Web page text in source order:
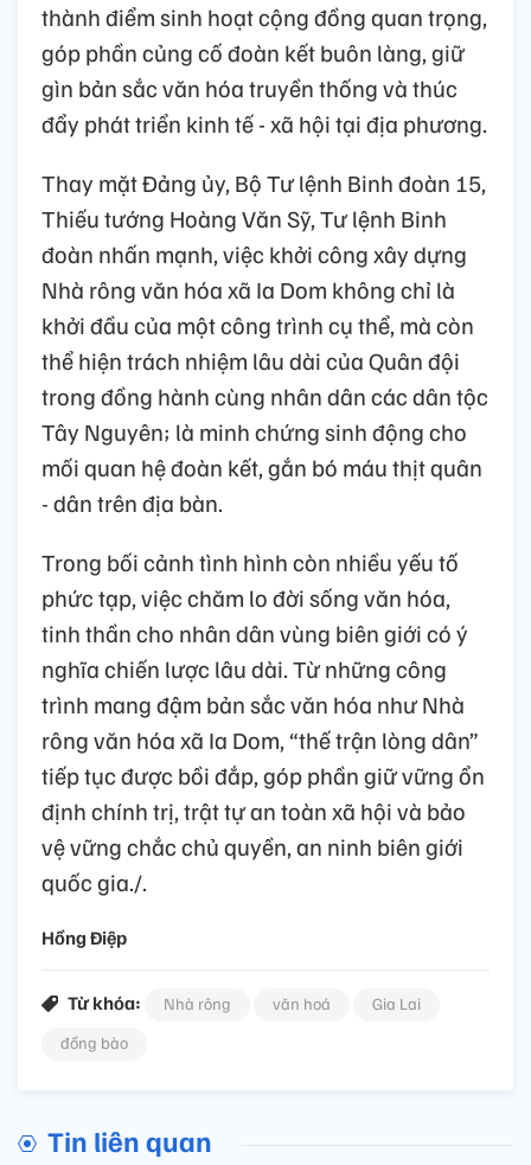
thành điểm sinh hoạt cộng đồng quan trọng,
góp phần củng cố đoàn kết buôn làng, giữ
gìn bản sắc văn hóa truyền thống và thúc
đẩy phát triển kinh tế - xã hội tại địa phương.
Thay mặt Đảng ủy, Bộ Tư lệnh Binh đoàn 15,
Thiếu tướng Hoàng Văn Sỹ, Tư lệnh Binh
đoàn nhấn mạnh, việc khởi công xây dựng
Nhà rông văn hóa xã Ia Dom không chỉ là
khởi đầu của một công trình cụ thể, mà còn
thể hiện trách nhiệm lâu dài của Quân đội
trong đồng hành cùng nhân dân các dân tộc
Tây Nguyên; là minh chứng sinh động cho
mối quan hệ đoàn kết, gắn bó máu thịt quân
- dân trên địa bàn.
Trong bối cảnh tình hình còn nhiều yếu tố
phức tạp, việc chăm lo đời sống văn hóa,
tinh thần cho nhân dân vùng biên giới có ý
nghĩa chiến lược lâu dài. Từ những công
trình mang đậm bản sắc văn hóa như Nhà
rông văn hóa xã Ia Dom, “thế trận lòng dân”
tiếp tục được bồi đắp, góp phần giữ vững ổn
định chính trị, trật tự an toàn xã hội và bảo
vệ vững chắc chủ quyền, an ninh biên giới
quốc gia./.
Hồng Điệp
Từ khóa: Nhà rông văn hoá
Gia Lai
đồng bào
Tin liên quan